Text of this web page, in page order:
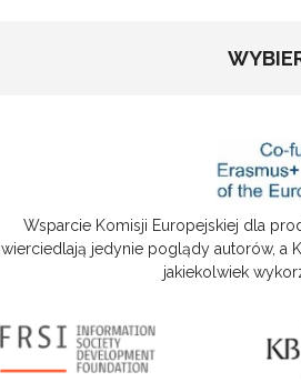
Wsparcie Komisji Europejskiej dla
jedynie poglądy autorów, a
jakiekolwiek